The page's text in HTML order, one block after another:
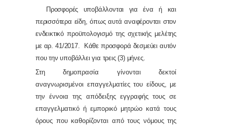
Προσφορές υποβάλλονται για ένα ή και
περισσότερα είδη, όπως αυτά αναφέρονται στον
ενδεικτικό προϋπολογισμό της σχετικής μελέτης
με αρ. 41/2017. Κάθε προσφορά δεσμεύει αυτόν
που την υποβάλλει για τρεις (3) μήνες.
Στη δημοπρασία γίνονται δεκτοί
αναγνωρισμένοι επαγγελματίες του είδους, με
την έννοια της απόδειξης εγγραφής τους σε
επαγγελματικό ή εμπορικό μητρώο κατά τους
όρους που καθορίζονται από τους νόμους της